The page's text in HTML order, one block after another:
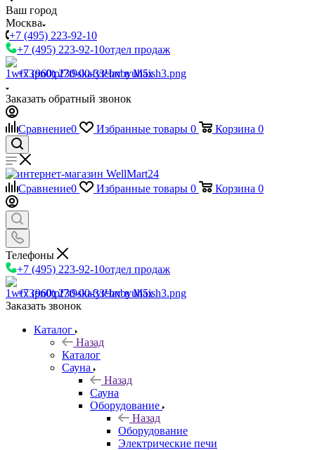
Ваш город
Москва
+7 (495) 223-92-10
+7 (495) 223-92-10отдел продаж
+7 (960) 230-00-33Чат в Max
Заказать обратный звонок
Сравнение0 Избранные товары 0 Корзина 0
Сравнение0 Избранные товары 0 Корзина 0
Телефоны
+7 (495) 223-92-10отдел продаж
+7 (960) 230-00-33Чат в Max
Заказать звонок
Каталог
Назад
Каталог
Сауна
Назад
Сауна
Оборудование
Назад
Оборудование
Электрические печи